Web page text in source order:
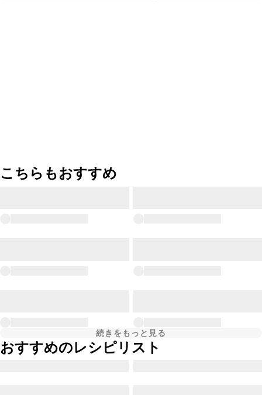
こちらもおすすめ
続きをもっと見る
おすすめのレシピリスト